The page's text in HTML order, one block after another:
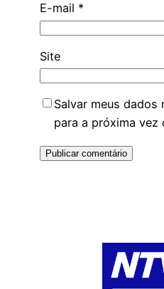
E-mail *
Site
Salvar meus dados
para a próxima vez